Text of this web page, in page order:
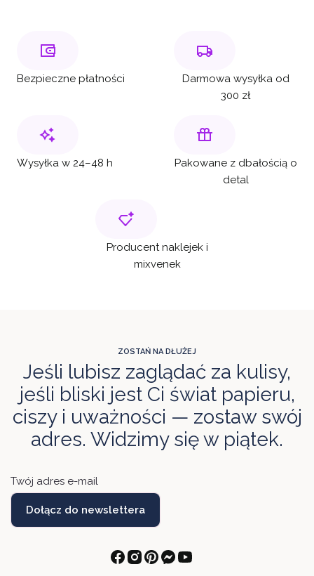
Bezpieczne płatności
Darmowa wysyłka od
300 zł
Wysyłka w 24–48 h
Pakowane z dbałością o
detal
Producent naklejek i
mixvenek
ZOSTAŃ NA DŁUŻEJ
Jeśli lubisz zaglądać za kulisy,
jeśli bliski jest Ci świat papieru,
ciszy i uważności — zostaw swój
adres. Widzimy się w piątek.
Twój adres e-mail
Dołącz do newslettera